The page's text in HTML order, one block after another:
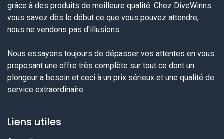
grâce à des produits de meilleure qualité. Chez DiveWinns
vous savez dès le début ce que vous pouvez attendre,
nous ne vendons pas d'illusions.
Nous essayons toujours de dépasser vos attentes en vous
proposant une offre très complète sur tout ce dont un
plongeur a besoin et ceci à un prix sérieux et une qualité de
service extraordinaire.
Liens utiles